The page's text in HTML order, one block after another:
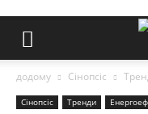
додому Сінопсіс
Сінопсіс Тренди